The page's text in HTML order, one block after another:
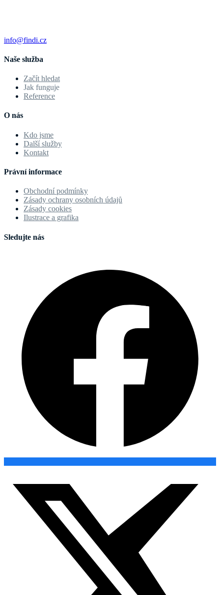
info@findi.cz
Naše služba
Začít hledat
Jak funguje
Reference
O nás
Kdo jsme
Další služby
Kontakt
Právní informace
Obchodní podmínky
Zásady ochrany osobních údajů
Zásady cookies
Ilustrace a grafika
Sledujte nás